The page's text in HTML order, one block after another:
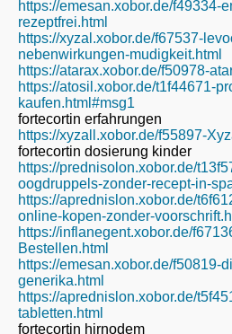
https://emesan.xobor.de/f49334-
rezeptfrei.html
https://xyzal.xobor.de/f67537-
nebenwirkungen-mudigkeit.html
https://atarax.xobor.de/f50978-
https://atosil.xobor.de/t1f44671-
kaufen.html#msg1
fortecortin erfahrungen
https://xyzall.xobor.de/f55897-
fortecortin dosierung kinder
https://prednisolon.xobor.de/
oogdruppels-zonder-recept-in-
https://aprednislon.xobor.de/
online-kopen-zonder-
https://inflanegent.xobor.de/
Bestellen.html
https://emesan.xobor.de/f50819-
generika.html
https://aprednislon.xobor.de/
tabletten.html
fortecortin hirnodem